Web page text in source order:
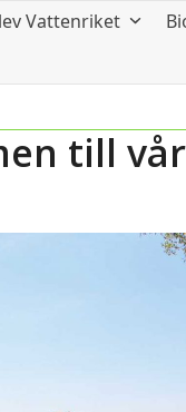
Vattenriket
till